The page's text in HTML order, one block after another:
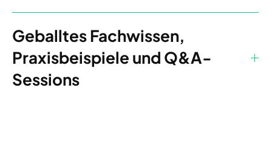
Geballtes Fachwissen,
Praxisbeispiele und Q&A-
Sessions